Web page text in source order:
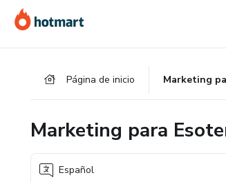
contenido
la
pie
Página de inicio
Marketing para
Español